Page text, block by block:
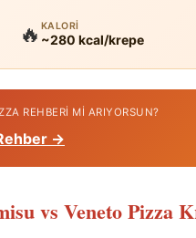
🔥 KALORI
~280 kcal/krepe
REHBERI MI ARIYORSUN?
→
vs Veneto Pizza